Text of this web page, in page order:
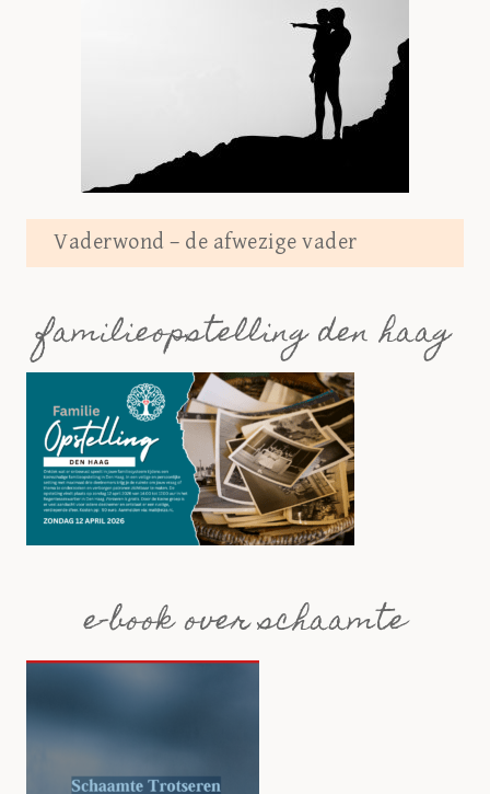
Vaderwond – de afwezige vader
familieopstelling den haag
e-book over schaamte